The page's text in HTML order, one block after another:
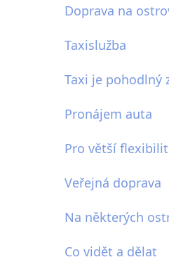
Doprava na
Taxislužba
Taxi je pohodlný
Pronájem auta
Pro větší
Veřejná doprava
Na některých
Co vidět a dělat